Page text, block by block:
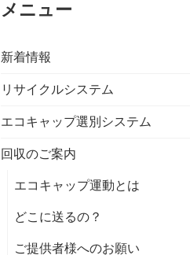
メニュー
新着情報
リサイクルシステム
エコキャップ選別システム
回収のご案内
エコキャップ運動とは
どこに送るの？
ご提供者様へのお願い